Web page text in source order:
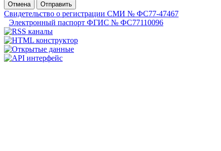
Отмена
Отправить
Свидетельство о регистрации СМИ № ФС77-47467
Электронный паспорт ФГИС № ФС77110096